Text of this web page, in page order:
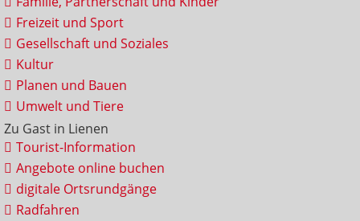
Freizeit und Sport
Gesellschaft und Soziales
Kultur
Planen und Bauen
Umwelt und Tiere
Zu Gast in Lienen
Tourist-Information
Angebote online buchen
digitale Ortsrundgänge
Radfahren